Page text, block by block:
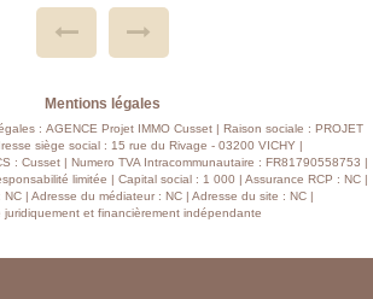
A PREVOIR...~IDEAL 1 ER ACHAT OU
A VISITER ET FAIRE
Mentions légales
: AGENCE Projet IMMO Cusset | Raison sociale : PROJET
siège social : 15 rue du Rivage - 03200 VICHY |
: Cusset | Numero TVA Intracommunautaire : FR81790558753 |
limitée | Capital social : 1 000 | Assurance RCP : NC |
| Adresse du médiateur : NC | Adresse du site : NC |
juridiquement et financièrement indépendante